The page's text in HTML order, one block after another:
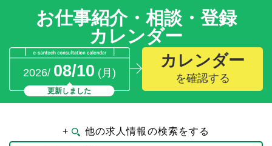
お仕事紹介・相談・登録
カレンダー
2026/ 08/10 (月)
更新しました
カレンダー
を確認する
+ 他の求人情報の検索をする